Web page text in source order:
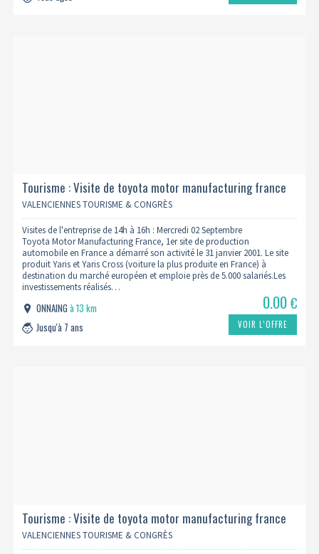
Tourisme : Visite de toyota motor manufacturing france
02/09 (complet)
VALENCIENNES TOURISME & CONGRÈS
Visites de l'entreprise de 14h à 16h : Mercredi 02 Septembre
Toyota Motor Manufacturing France, 1er site de production
automobile en France a démarré son activité le 31 janvier 2001. Le site
produit Yaris et Yaris Cross (voiture la plus produite en France) à
destination du marché européen et emploie près de 5.000 salariés.Les
investissements réalisés…
ONNAINGà 13 km
Jusqu'à 7 ans
0.00€
VOIR L’OFFRE
Tourisme : Visite de toyota motor manufacturing france
04/09 (complet)
VALENCIENNES TOURISME & CONGRÈS